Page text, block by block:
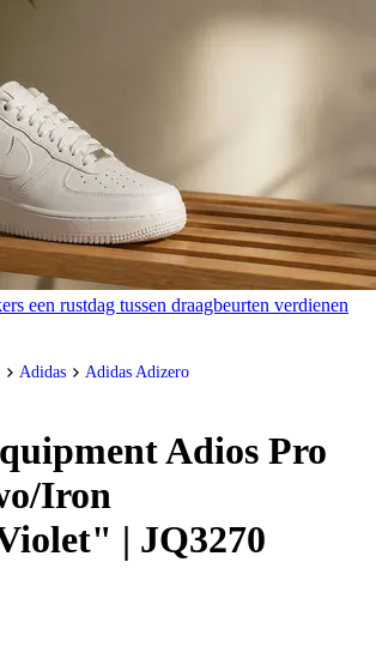
een rustdag tussen draagbeurten verdienen
Adidas Adidas Adizero
Adios Pro
Iron
| JQ3270